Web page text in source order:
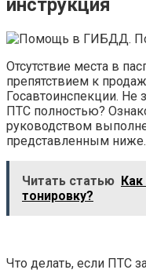
инструкция
Отсутствие места в
препятствием к
Госавтоинспекции. Не
ПТС полностью?
руководством
представленным ниже.
Читать статью
тонировку?
Что делать, если ПТС